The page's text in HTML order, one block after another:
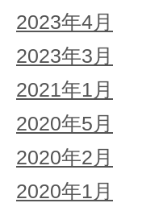
2023年4月
2023年3月
2021年1月
2020年5月
2020年2月
2020年1月